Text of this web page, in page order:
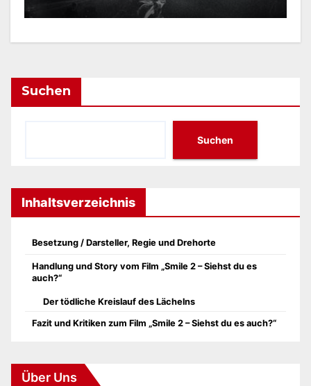
Suchen
Suchen
Inhaltsverzeichnis
Besetzung / Darsteller, Regie und Drehorte
Handlung und Story vom Film „Smile 2 – Siehst du es
auch?“
Der tödliche Kreislauf des Lächelns
Fazit und Kritiken zum Film „Smile 2 – Siehst du es auch?“
Über Uns